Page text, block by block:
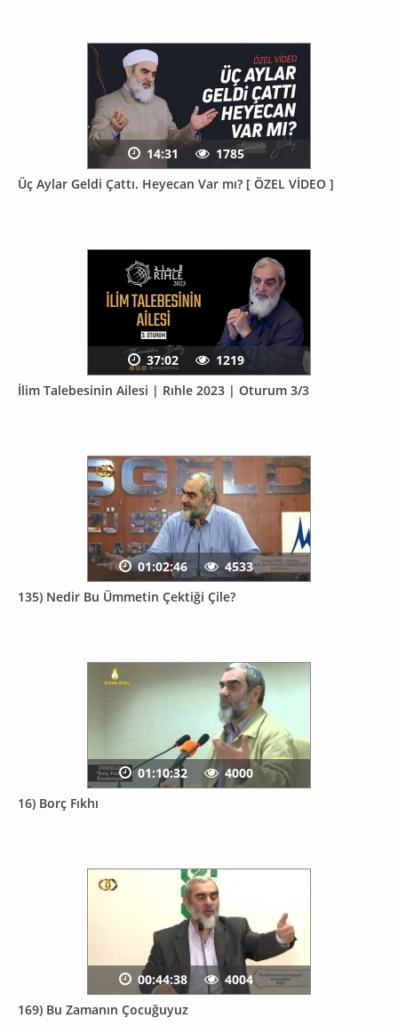
Üç Aylar Geldi Çattı. Heyecan Var mı? [ ÖZEL VİDEO ]
14:31 1785
İlim Talebesinin Ailesi | Rıhle 2023 | Oturum 3/3
37:02 1219
135) Nedir Bu Ümmetin Çektiği Çile?
01:02:46 4533
16) Borç Fıkhı
01:10:32 4000
169) Bu Zamanın Çocuğuyuz
00:44:38 4004